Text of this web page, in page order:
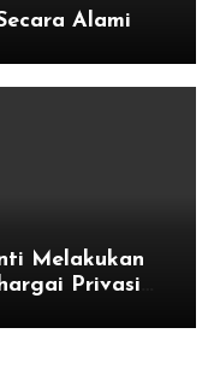
Alami
Melakukan
Privasi